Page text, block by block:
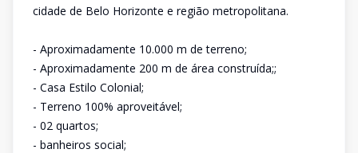
cidade de Belo Horizonte e região metropolitana.
- Aproximadamente 10.000 m de terreno;
- Aproximadamente 200 m de área construída;;
- Casa Estilo Colonial;
- Terreno 100% aproveitável;
- 02 quartos;
- banheiros social;